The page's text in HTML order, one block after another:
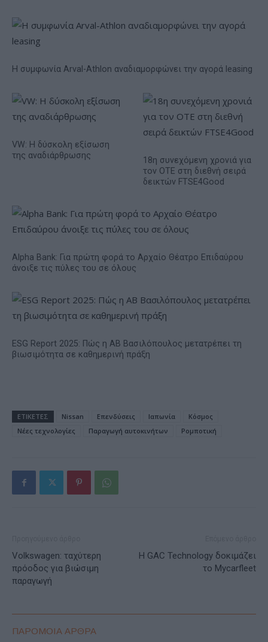
Η συμφωνία Arval-Athlon αναδιαμορφώνει την αγορά leasing
VW: Η δύσκολη εξίσωση
της αναδιάρθρωσης
18η συνεχόμενη χρονιά για
τον ΟΤΕ στη διεθνή σειρά
δεικτών FTSE4Good
Alpha Bank: Για πρώτη φορά το Αρχαίο Θέατρο Επιδαύρου
άνοιξε τις πύλες του σε όλους
ESG Report 2025: Πώς η ΑΒ Βασιλόπουλος μετατρέπει τη
βιωσιμότητα σε καθημερινή πράξη
ΕΤΙΚΕΤΕΣ Nissan Επενδύσεις Ιαπωνία
Κόσμος
Νέες τεχνολογίες
Παραγωγή αυτοκινήτων Ρομποτική
Volkswagen: ταχύτερη
πρόοδος για βιώσιμη
παραγωγή
Η GAC Technology δοκιμάζει
το Mycarfleet
ΠΑΡΟΜΟΙΑ ΑΡΘΡΑ